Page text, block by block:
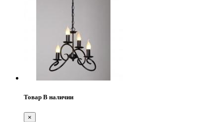
Товар В наличии
×